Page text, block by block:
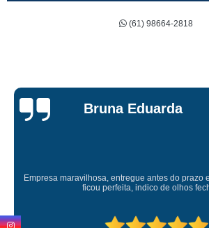
(61) 98664-2818
Bruna Eduarda
Empresa maravilhosa, entregue antes do prazo
ficou perfeita, indico de olhos